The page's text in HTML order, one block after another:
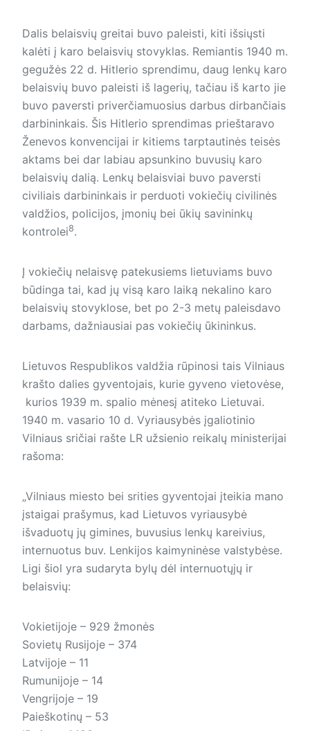
Dalis belaisvių greitai buvo paleisti, kiti išsiųsti
kalėti į karo belaisvių stovyklas. Remiantis 1940 m.
gegužės 22 d. Hitlerio sprendimu, daug lenkų karo
belaisvių buvo paleisti iš lagerių, tačiau iš karto jie
buvo paversti priverčiamuosius darbus dirbančiais
darbininkais. Šis Hitlerio sprendimas prieštaravo
Že­ne­vos konvencijai ir kitiems tarptautinės teisės
aktams bei dar labiau apsunkino buvusių karo
belaisvių dalią. Lenkų belaisviai buvo paversti
civiliais darbininkais ir perduoti vokiečių civilinės
valdžios, policijos, įmonių bei ūkių savininkų
kontrolei8.
Į vokiečių nelaisvę patekusiems lietuviams buvo
būdinga tai, kad jų visą karo laiką nekalino karo
belaisvių stovyklose, bet po 2-3 metų paleisdavo
darbams, dažniausiai pas vokiečių ūkininkus.
Lietuvos Respublikos valdžia rūpinosi tais Vilniaus
krašto dalies gyventojais, kurie gyveno vietovėse,
kurios 1939 m. spalio mėnesį atiteko Lietuvai.
1940 m. vasario 10 d. Vyriausybės įgaliotinio
Vilniaus sričiai rašte LR užsienio reikalų ministerijai
rašoma:
„Vilniaus miesto bei srities gyven­tojai įteikia mano
įstaigai prašymus, kad Lietuvos vyriausybė
išvaduotų jų gimines, buvusius lenkų kareivius,
internuotus buv. Lenkijos kaimyninėse valstybėse.
Ligi šiol yra sudaryta bylų dėl internuotųjų ir
belaisvių:
Vokietijoje – 929 žmonės
Sovietų Rusijoje – 374
Latvijoje – 11
Rumunijoje – 14
Vengrijoje – 19
Paieškotinų – 53